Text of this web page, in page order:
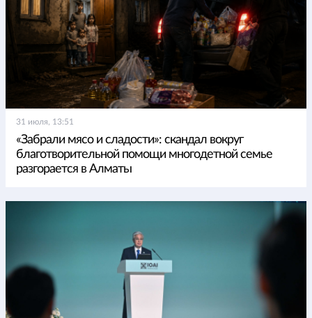
31 июля, 13:51
«Забрали мясо и сладости»: скандал вокруг
благотворительной помощи многодетной семье
разгорается в Алматы